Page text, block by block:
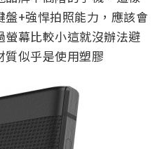
+強悍拍照能力，應該會
幕比較小這就沒辦法避
質似乎是使用塑膠